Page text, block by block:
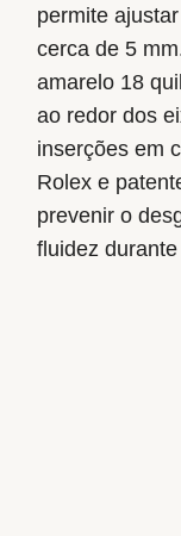
permite
cerca de 5
amarelo 18
ao redor dos
inserções em
Rolex e
prevenir o
fluidez